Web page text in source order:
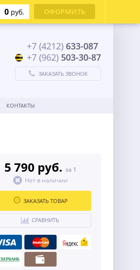
+7 (4212) 633-087
+7 (962) 503-30-87
ЗАКАЗАТЬ ЗВОНОК
КОНТАКТЫ
5 790 руб. за 1
Нет в наличии
ЗАКАЗАТЬ ТОВАР
СРАВНИТЬ
0 руб. ОФОРМИТЬ